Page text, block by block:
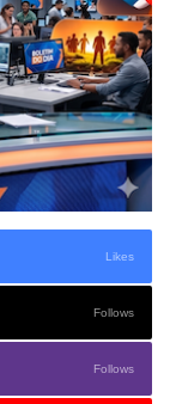
Likes
Follows
Follows